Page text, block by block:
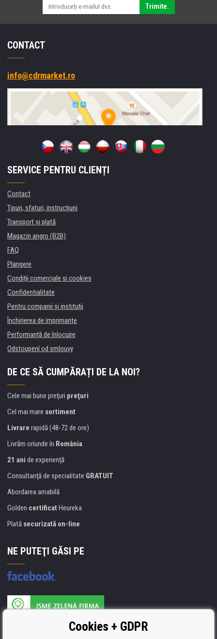
Trimite.
CONTACT
info@cdrmarket.ro
SERVICE PENTRU CLIENȚI
Contact
Tipuri, sfaturi, instrucțiuni
Transport şi plată
Magazin angro (B2B)
FAQ
Plangere
Condiţii comerciale si cookies
Confidentialitate
Pentru companii și instituţii
Închirierea de imprimante
Performanță de înlocuire
Odstoupení od smlouvy
DE CE SĂ CUMPĂRAȚI DE LA NOI?
Cele mai bune preţuri preţuri
Cel mai mare sortiment
Livrare rapidă (48-72 de ore)
Livrăm oriunde în România
21 ani de experienţă
Consultanţă de specialitate GRATUIT
Abordarea amabilă
Golden certificat Heureka
Plată securizată on-line
NE PUTEŢI GĂSI PE
Producătorul umpluturii de rezervă este certificat
ISO 9001, ISO 14001 şi STMC.Cookies + GDPR